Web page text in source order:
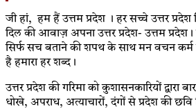
जी हां, हम हैं उत्तम प्रदेश । हर सच्चे उत्तर प्रदेश
दिल की आवाज़ अपना उत्तर प्रदेश- उत्तम
सिर्फ सच बताने की शपथ के साथ मन वचन कर्म
है हमारा हर शब्द।
उत्तर प्रदेश की गरिमा को कुशासनकारियों द्वारा
धोखे, अपराध, अत्याचारों, दंगों से प्रदेश की छवि